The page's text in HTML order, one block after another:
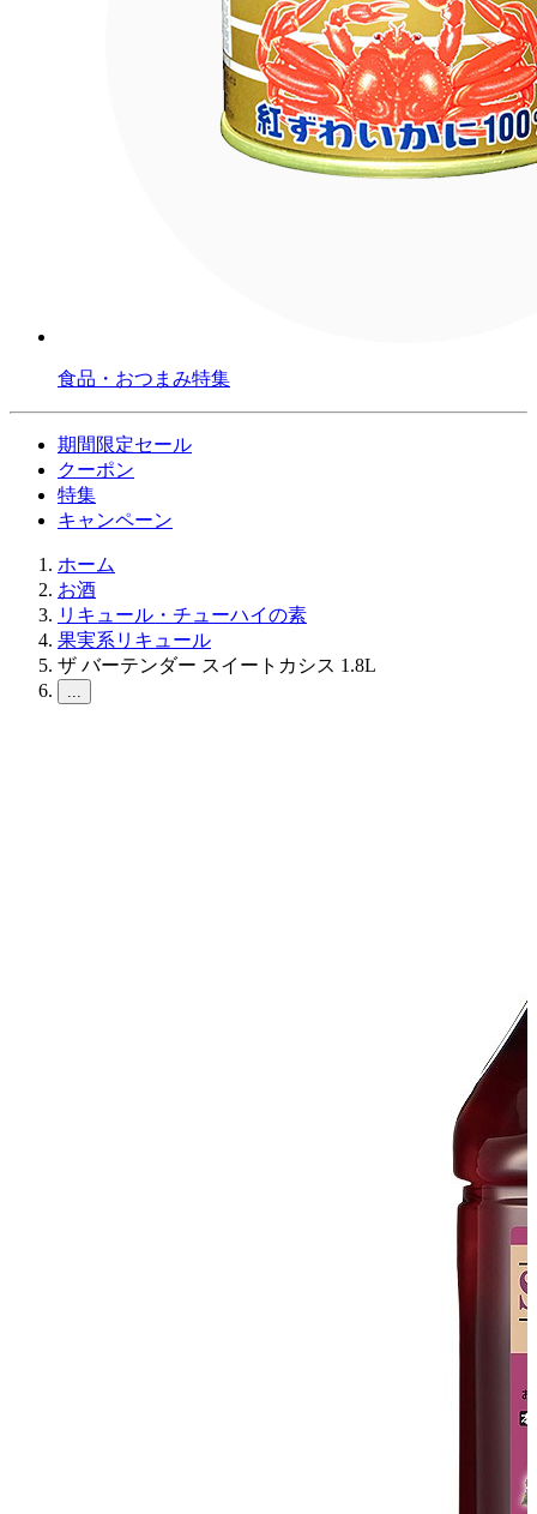
食品・おつまみ特集
期間限定セール
クーポン
特集
キャンペーン
ホーム
お酒
リキュール・チューハイの素
果実系リキュール
ザ バーテンダー スイートカシス 1.8L
...